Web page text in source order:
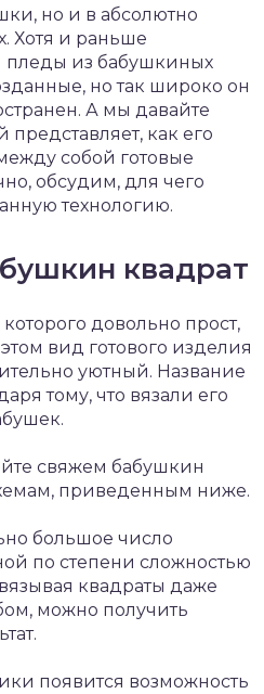
но и в абсолютно
Хотя и раньше
пледы из бабушкиных
но так широко он
А мы давайте
как его
собой готовые
обсудим, для чего
технологию.
квадрат
довольно прост,
вид готового изделия
уютный. Название
тому, что вязали его
свяжем бабушкин
приведенным ниже.
большое число
по степени сложностью
квадраты даже
можно получить
появится возможность